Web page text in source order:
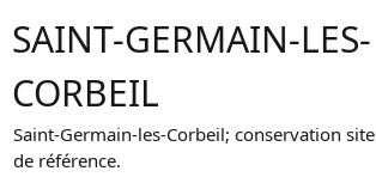
toSAINT-GERMAIN-LES-
CORBEIL
Saint-Germain-les-Corbeil; conservation site
de référence.